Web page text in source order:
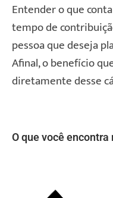
Entender o que
tempo de
pessoa que deseja
Afinal, o benefício
diretamente desse
O que você